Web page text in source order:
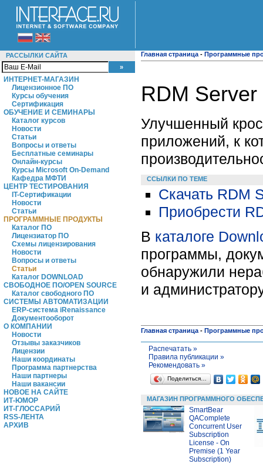
РАССЫЛКИ САЙТА
ИНТЕРНЕТ-МАГАЗИН
Лицензионное ПО
Курсы обучения
Сертификация
ОБУЧЕНИЕ И СЕМИНАРЫ
Каталог курсов
Новости
Статьи
Вопросы и ответы
Бесплатные семинары
Онлайн-курсы
Курсы Microsoft On-Demand
Кафедра МФТИ
ЦЕНТР ТЕСТИРОВАНИЯ
IT-Сертификации
Новости
Статьи
ПРОГРАММНЫЕ ПРОДУКТЫ
Каталог ПО
Лицензиатор ПО
Схемы лицензирования
Новости
Вопросы и ответы
Статьи
Каталог DOWNLOAD
СВОБОДНОЕ ПО/OPEN SOURCE
Каталог свободного ПО
СИСТЕМЫ АВТОМАТИЗАЦИИ
ERP-система iRenaissance
Документооборот
О КОМПАНИИ
Новости
Отзывы заказчиков
Лицензии
Наши координаты
Программа партнерства
Наши партнеры
Наши вакансии
НОВОЕ НА САЙТЕ
ИТ-ЮМОР
ИТ-ГЛОССАРИЙ
RSS-ЛЕНТА
АРХИВ
Главная страница - Программные
RDM
Улучшенный
приложений, к
ССЫЛКИ ПО ТЕМЕ
Скачать RDM
Приобрести
В каталоге
программы,
обнаружили
и
Главная страница - Программные
Распечатать »
Правила публикации »
Рекомендовать »
Поделиться…
МАГАЗИН ПРОГРАММНОГО
SmartBear
QAComplete
Concurrent User
Subscription
License - On
Premise (1 Year
Subscription)